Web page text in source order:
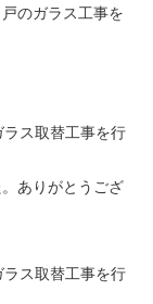
のガラス工事を
ありがとうござ